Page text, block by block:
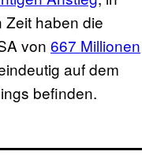
Zeit haben die
von 667 Millionen
auf dem
befinden.